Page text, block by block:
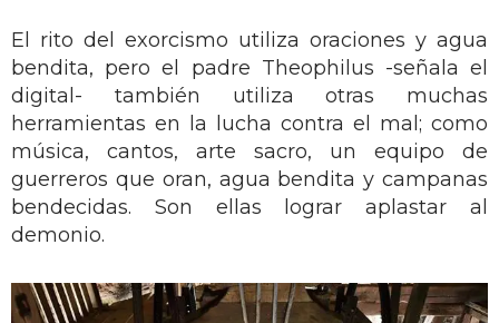
El rito del exorcismo utiliza oraciones y agua
bendita, pero el padre Theophilus -señala el
digital- también utiliza otras muchas
herramientas en la lucha contra el mal; como
música, cantos, arte sacro, un equipo de
guerreros que oran, agua bendita y campanas
bendecidas. Son ellas lograr aplastar al
demonio.